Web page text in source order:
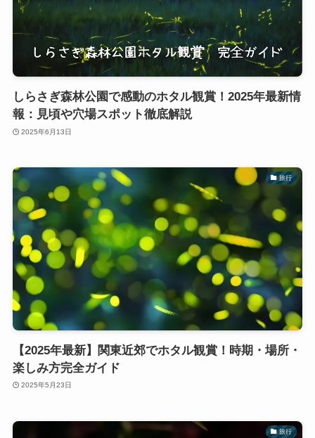
しらさぎ森林公園で感動のホタル観賞！2025年最新情
報：見頃や穴場スポット徹底解説
2025年6月13日
旅行
【2025年最新】関東近郊でホタル観賞！時期・場所・
楽しみ方完全ガイド
2025年5月23日
旅行